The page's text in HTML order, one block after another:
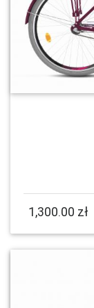
1,300.00 zł